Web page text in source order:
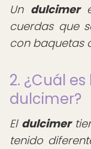
Un dulcimer
cuerdas que
con baquetas
2. ¿Cuál
dulcimer?
El dulcimer
tenido